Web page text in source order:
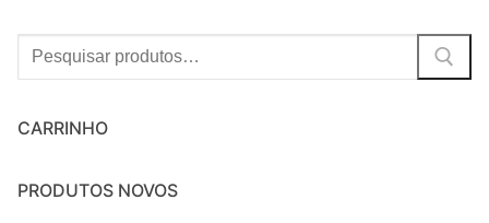
Procurar:
CARRINHO
PRODUTOS NOVOS